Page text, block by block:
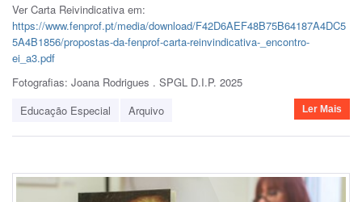
Ver Carta Reivindicativa em:
https://www.fenprof.pt/media/download/F42D6AEF48B75B64187A4DC5
5A4B1856/propostas-da-fenprof-carta-reinvindicativa-_encontro-
ei_a3.pdf
Fotografias: Joana Rodrigues . SPGL D.I.P. 2025
Educação Especial
Arquivo Ler Mais